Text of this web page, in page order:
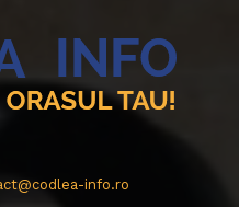
info.ro